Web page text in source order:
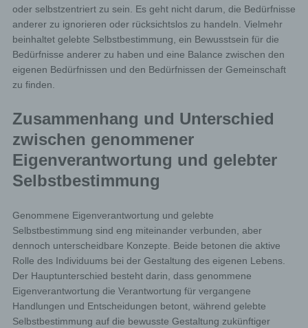
oder selbstzentriert zu sein. Es geht nicht darum, die Bedürfnisse
anderer zu ignorieren oder rücksichtslos zu handeln. Vielmehr
beinhaltet gelebte Selbstbestimmung, ein Bewusstsein für die
Bedürfnisse anderer zu haben und eine Balance zwischen den
eigenen Bedürfnissen und den Bedürfnissen der Gemeinschaft
zu finden.
Zusammenhang und Unterschied
zwischen genommener
Eigenverantwortung und gelebter
Selbstbestimmung
Genommene Eigenverantwortung und gelebte
Selbstbestimmung sind eng miteinander verbunden, aber
dennoch unterscheidbare Konzepte. Beide betonen die aktive
Rolle des Individuums bei der Gestaltung des eigenen Lebens.
Der Hauptunterschied besteht darin, dass genommene
Eigenverantwortung die Verantwortung für vergangene
Handlungen und Entscheidungen betont, während gelebte
Selbstbestimmung auf die bewusste Gestaltung zukünftiger